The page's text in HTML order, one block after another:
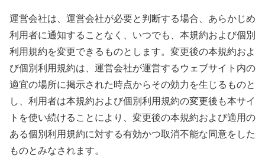
運営会社は、運営会社が必要と判断する場合、あらかじめ
利用者に通知することなく、いつでも、本規約および個別
利用規約を変更できるものとします。変更後の本規約およ
び個別利用規約は、運営会社が運営するウェブサイト内の
適宜の場所に掲示された時点からその効力を生じるものと
し、利用者は本規約および個別利用規約の変更後も本サイ
トを使い続けることにより、変更後の本規約および適用の
ある個別利用規約に対する有効かつ取消不能な同意をした
ものとみなされます。